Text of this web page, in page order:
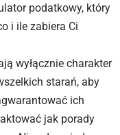
podatkowy, który
i ile zabiera Ci
wyłącznie charakter
starań, aby
ich
jak porady